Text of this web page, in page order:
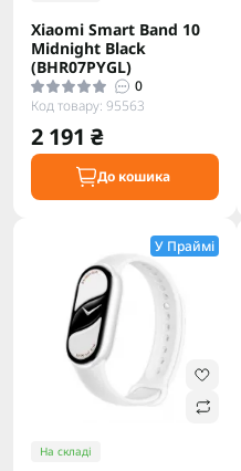
Xiaomi Smart Band 10
Midnight Black
(BHR07PYGL)
0
Код товару: 95563
2 191 ₴
До кошика
У Праймі
На складі